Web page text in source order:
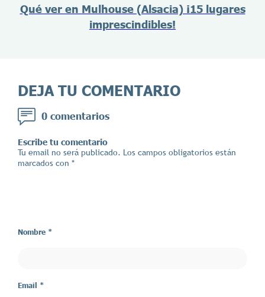
Qué ver en Mulhouse (Alsacia) ¡15 lugares
imprescindibles!
DEJA TU COMENTARIO
0 comentarios
Escribe tu comentario
Tu email no será publicado. Los campos obligatorios están
marcados con *
Nombre *
Email *